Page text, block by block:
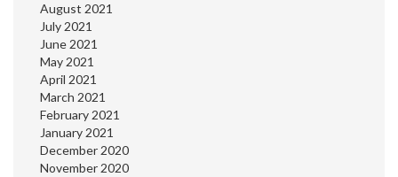
August 2021
July 2021
June 2021
May 2021
April 2021
March 2021
February 2021
January 2021
December 2020
November 2020